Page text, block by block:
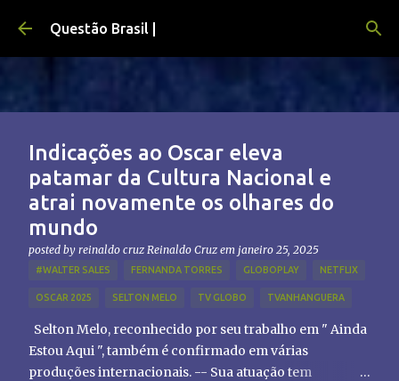
Pular para o conteúdo principal
Questão Brasil |
Indicações ao Oscar eleva
patamar da Cultura Nacional e
atrai novamente os olhares do
mundo
posted by reinaldo cruz Reinaldo Cruz em janeiro 25, 2025
#WALTER SALES FERNANDA TORRES GLOBOPLAY NETFLIX
OSCAR 2025 SELTON MELO TV GLOBO TVANHANGUERA
Selton Melo, reconhecido por seu trabalho em " Ainda
Estou Aqui ", também é confirmado em várias
produções internacionais. -- Sua atuação tem